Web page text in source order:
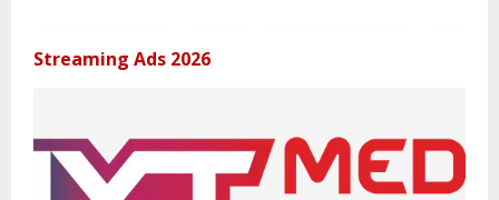
Streaming Ads 2026